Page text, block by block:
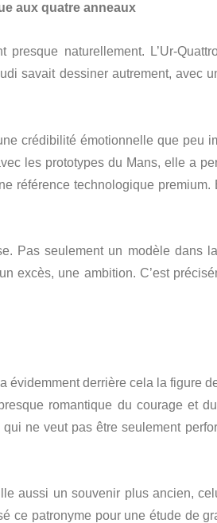
aux quatre anneaux
naturellement. L’Ur-
savait dessiner autrement, avec
crédibilité émotionnelle que peu
les prototypes du Mans, elle a
référence technologique
Pas seulement un modèle dans
excès, une ambition. C’est
évidemment derrière cela la figure
romantique du courage et
ne veut pas être seulement
aussi un souvenir plus ancien,
ce patronyme pour une étude de